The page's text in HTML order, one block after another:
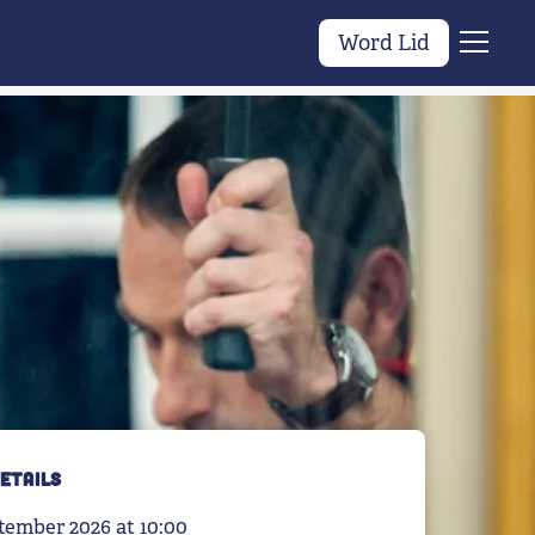
Word Lid Menu
2026 at 10:00